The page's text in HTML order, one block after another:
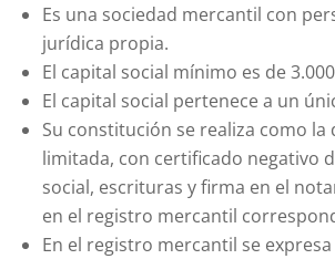
Es una sociedad mercantil con
jurídica propia.
El capital social mínimo es de
El capital social pertenece a un
Su constitución se realiza como la
limitada, con certificado negativo
social, escrituras y firma en el
en el registro mercantil
En el registro mercantil se